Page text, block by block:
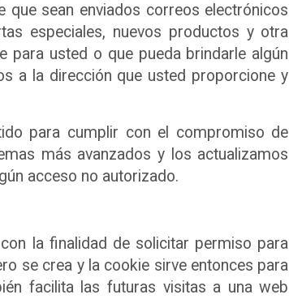
sean enviados correos electrónicos
especiales, nuevos productos y otra
para usted o que pueda brindarle algún
a la dirección que usted proporcione y
para cumplir con el compromiso de
más avanzados y los actualizamos
acceso no autorizado.
la finalidad de solicitar permiso para
se crea y la cookie sirve entonces para
facilita las futuras visitas a una web